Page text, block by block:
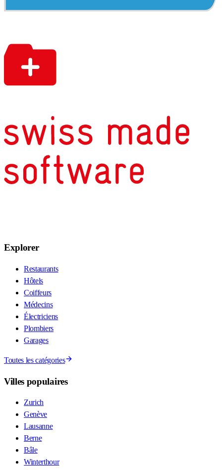
Explorer
Restaurants
Hôtels
Coiffeurs
Médecins
Électriciens
Plombiers
Garages
Toutes les catégories
Villes populaires
Zurich
Genève
Lausanne
Berne
Bâle
Winterthour